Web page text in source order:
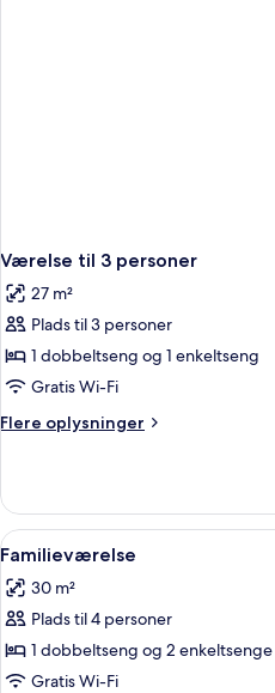
Værelse til 3 personer
27 m²
Plads til 3 personer
1 dobbeltseng og 1 enkeltseng
Gratis Wi-Fi
Flere oplysninger
Flere
til
personer
Indlæs
alle
billeder
af
Familieværelse
9
Familieværelse
30 m²
Plads til 4 personer
1 dobbeltseng og 2 enkeltsenge
Gratis Wi-Fi